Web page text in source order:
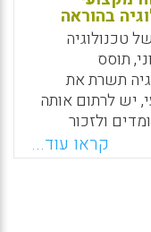
בהוראה
טכנולוגיה
תוסס
תשרת את
יש לרתום אותה
ולזכור
מומחים ככל
במאמר זה,
קראו עוד...